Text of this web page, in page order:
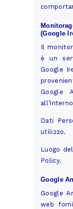
(Google
Il
è un
Google
Google
Dati
utilizzo.
Luogo
Policy.
Google
Google
web